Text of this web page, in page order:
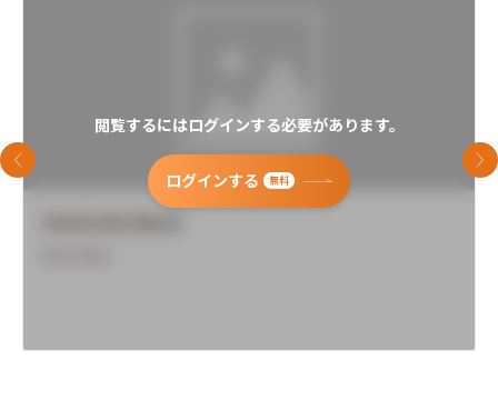
閲覧するにはログインする必要があります。
ログインする 無料
前のスライド 次